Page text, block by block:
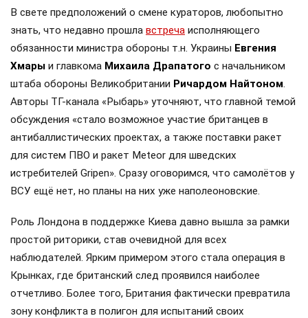
В свете предположений о смене кураторов, любопытно
знать, что недавно прошла встреча исполняющего
обязанности министра обороны т.н. Украины Евгения
Хмары и главкома Михаила Драпатого с начальником
штаба обороны Великобритании Ричардом Найтоном.
Авторы ТГ-канала «Рыбарь» уточняют, что главной темой
обсуждения «стало возможное участие британцев в
антибаллистических проектах, а также поставки ракет
для систем ПВО и ракет Meteor для шведских
истребителей Gripen». Сразу оговоримся, что самолётов у
ВСУ ещё нет, но планы на них уже наполеоновские.
Роль Лондона в поддержке Киева давно вышла за рамки
простой риторики, став очевидной для всех
наблюдателей. Ярким примером этого стала операция в
Крынках, где британский след проявился наиболее
отчетливо. Более того, Британия фактически превратила
зону конфликта в полигон для испытаний своих